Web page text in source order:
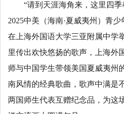
“请到天涯海角来，这里四
2025中美（海南·夏威夷州）青
在上海外国语大学三亚附属中学
里传出欢快悠扬的歌声，上海外
师与中国学生带领美国夏威夷州
南风情的经典歌曲，歌声中满是
两国师生代表互赠纪念品，为这